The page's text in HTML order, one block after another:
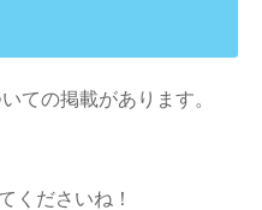
ての掲載があります。
くださいね！